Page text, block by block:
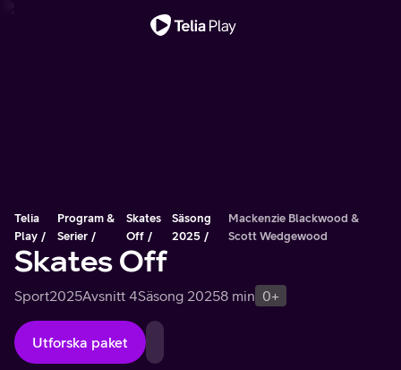
Telia
Play
Program &
Serier
Skates
Off
Säsong
2025
Mackenzie Blackwood &
Scott Wedgewood
Skates Off
Sport2025Avsnitt 4Säsong 20258 min 0+
Utforska paket